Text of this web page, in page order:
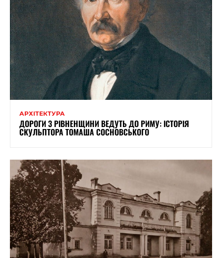
АРХІТЕКТУРА
ДОРОГИ З РІВНЕНЩИНИ ВЕДУТЬ ДО РИМУ: ІСТОРІЯ
СКУЛЬПТОРА ТОМАША СОСНОВСЬКОГО